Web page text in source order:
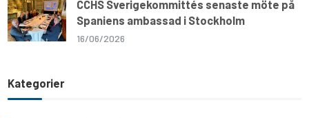
CCHS Sverigekommittés senaste möte på
Spaniens ambassad i Stockholm
16/06/2026
Kategorier